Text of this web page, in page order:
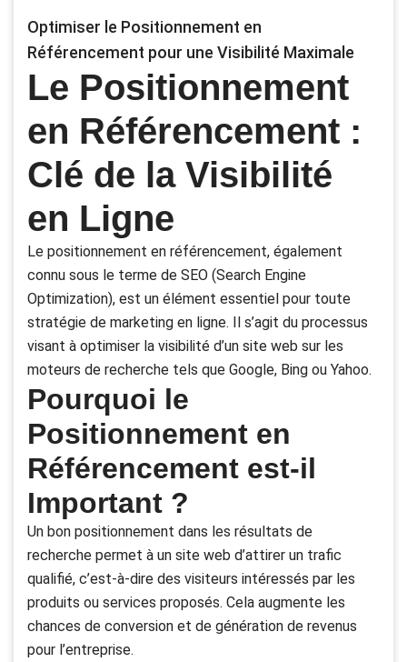
Optimiser le Positionnement en
Référencement pour une Visibilité Maximale
Le Positionnement
en Référencement :
Clé de la Visibilité
en Ligne
Le positionnement en référencement, également
connu sous le terme de SEO (Search Engine
Optimization), est un élément essentiel pour toute
stratégie de marketing en ligne. Il s’agit du processus
visant à optimiser la visibilité d’un site web sur les
moteurs de recherche tels que Google, Bing ou Yahoo.
Pourquoi le
Positionnement en
Référencement est-il
Important ?
Un bon positionnement dans les résultats de
recherche permet à un site web d’attirer un trafic
qualifié, c’est-à-dire des visiteurs intéressés par les
produits ou services proposés. Cela augmente les
chances de conversion et de génération de revenus
pour l’entreprise.